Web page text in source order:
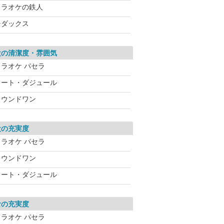
オケの鉄人
ックス
清潔度・雰囲気
オケ パセラ
ト・ダジュール
ンドワン
充実度
オケ パセラ
ンドワン
ト・ダジュール
充実度
オケ パセラ